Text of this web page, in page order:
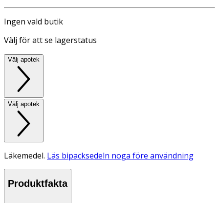
Ingen vald butik
Välj för att se lagerstatus
Välj apotek
Välj apotek
Läkemedel. Läs bipacksedeln noga före användning
Produktfakta